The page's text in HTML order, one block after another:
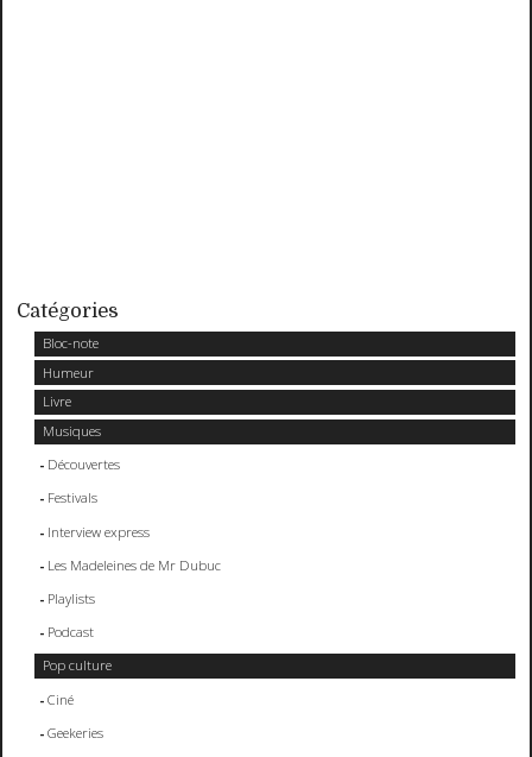
Catégories
Bloc-note
Humeur
Livre
Musiques
Découvertes
Festivals
Interview express
Les Madeleines de Mr Dubuc
Playlists
Podcast
Pop culture
Ciné
Geekeries